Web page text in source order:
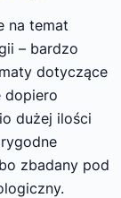
na temat
– bardzo
dotyczące
dopiero
dużej ilości
zbadany pod